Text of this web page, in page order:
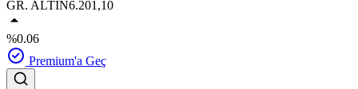
GR. ALTIN6.201,10
%0.06
Premium'a Geç